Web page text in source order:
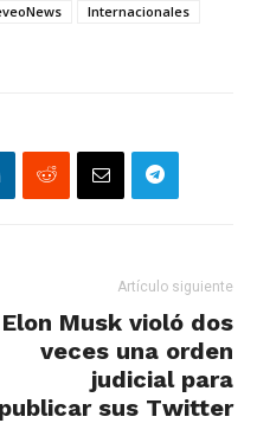
Internacionales
Artículo siguiente
Elon Musk violó dos
veces una orden
judicial para
publicar sus Twitter